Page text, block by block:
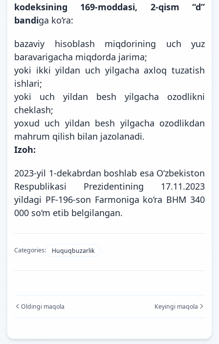
kodeksining 169-moddasi, 2-qism “d”
bandiga ko‘ra:
bazaviy hisoblash miqdorining uch yuz
baravarigacha miqdorda jarima;
yoki ikki yildan uch yilgacha axloq tuzatish
ishlari;
yoki uch yildan besh yilgacha ozodlikni
cheklash;
yoxud uch yildan besh yilgacha ozodlikdan
mahrum qilish bilan jazolanadi.
Izoh:
2023-yil 1-dekabrdan boshlab esa O‘zbekiston
Respublikasi Prezidentining 17.11.2023
yildagi PF-196-son Farmoniga ko‘ra BHM 340
000 so‘m etib belgilangan.
Categories: Huquqbuzarlik
Oldingi maqola Keyingi maqola